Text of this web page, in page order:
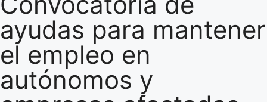
ayudas para mantener
el empleo en
autónomos y